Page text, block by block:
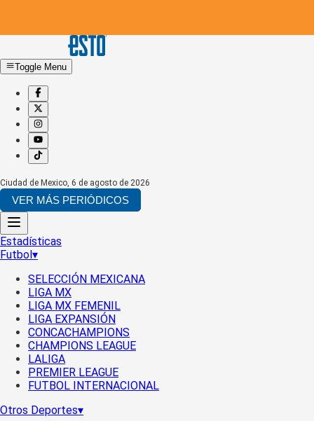
Toggle Menu
Ciudad de Mexico, 6 de agosto de 2026
VER MÁS PERIÓDICOS
Estadísticas
Futbol▾
SELECCIÓN MEXICANA
LIGA MX
LIGA MX FEMENIL
LIGA EXPANSIÓN
CONCACHAMPIONS
CHAMPIONS LEAGUE
LALIGA
PREMIER LEAGUE
FUTBOL INTERNACIONAL
Otros Deportes▾